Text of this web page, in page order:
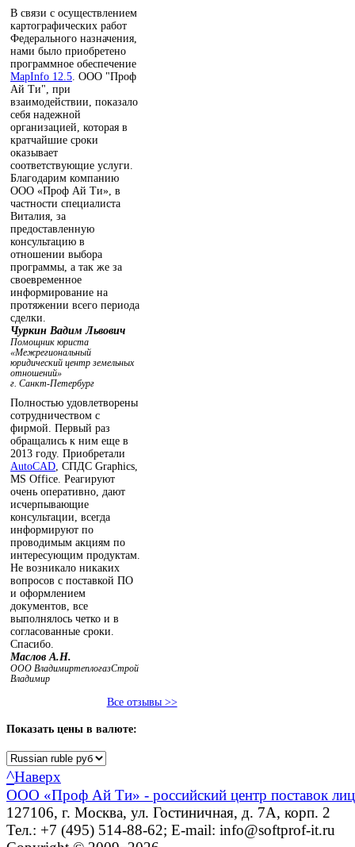
В связи с осуществлением
картографических работ
Федерального назначения,
нами было приобретено
программное обеспечение
MapInfo 12.5 . ООО "Проф
Ай Ти", при
взаимодействии, показало
себя надежной
организацией, которая в
кратчайшие сроки
оказывает
соответствующие услуги.
Благодарим компанию
ООО «Проф Ай Ти», в
частности специалиста
Виталия, за
предоставленную
консультацию в
отношении выбора
программы, а так же за
своевременное
информирование на
протяжении всего периода
сделки.
Чуркин Вадим Львович
Помощник юриста
«Межрегиональный
юридический центр земельных
отношений»
г. Санкт-Петербург
Полностью удовлетворены
сотрудничеством с
фирмой. Первый раз
обращались к ним еще в
2013 году. Приобретали
AutoCAD , СПДС Graphics,
MS Office. Реагируют
очень оперативно, дают
исчерпывающие
консультации, всегда
информируют по
проводимым акциям по
интересующим продуктам.
Не возникало никаких
вопросов с поставкой ПО
и оформлением
документов, все
выполнялось четко и в
согласованные сроки.
Спасибо.
Маслов А.Н.
ООО ВладимиртеплогазСтрой
Владимир
Все отзывы >>
Показать цены в валюте:
^Наверх
ООО «Проф Ай Ти» - российский центр поставок
127106, г. Москва, ул. Гостиничная, д. 7А, корп. 2
Тел.: +7 (495) 514-88-62; E-mail: info@softprof-it.ru